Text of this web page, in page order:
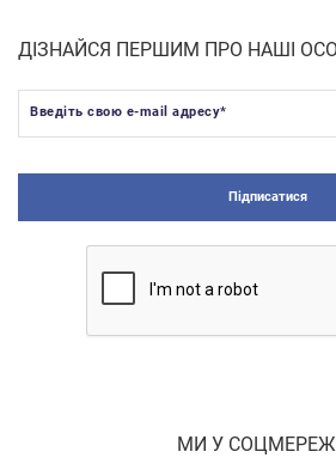
ДІЗНАЙСЯ ПЕРШИМ ПРО НАШІ
Введіть свою e-mail адресу*
Підписатися
МИ У